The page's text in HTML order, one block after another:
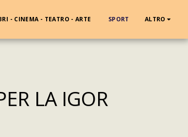
- CINEMA - TEATRO - ARTE SPORT ALTRO
LA IGOR